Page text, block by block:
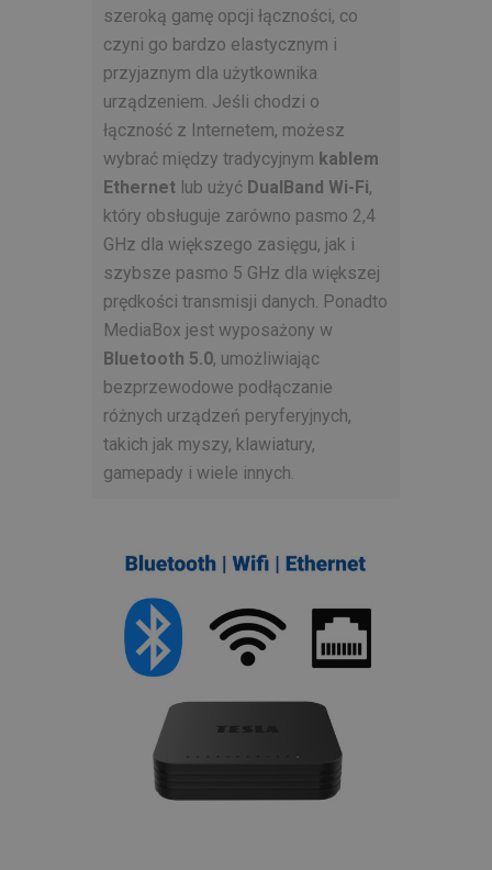
szeroką gamę opcji łączności, co
czyni go bardzo elastycznym i
przyjaznym dla użytkownika
urządzeniem. Jeśli chodzi o
łączność z Internetem, możesz
wybrać między tradycyjnym kablem
Ethernet lub użyć DualBand Wi-Fi,
który obsługuje zarówno pasmo 2,4
GHz dla większego zasięgu, jak i
szybsze pasmo 5 GHz dla większej
prędkości transmisji danych. Ponadto
MediaBox jest wyposażony w
Bluetooth 5.0, umożliwiając
bezprzewodowe podłączanie
różnych urządzeń peryferyjnych,
takich jak myszy, klawiatury,
gamepady i wiele innych.